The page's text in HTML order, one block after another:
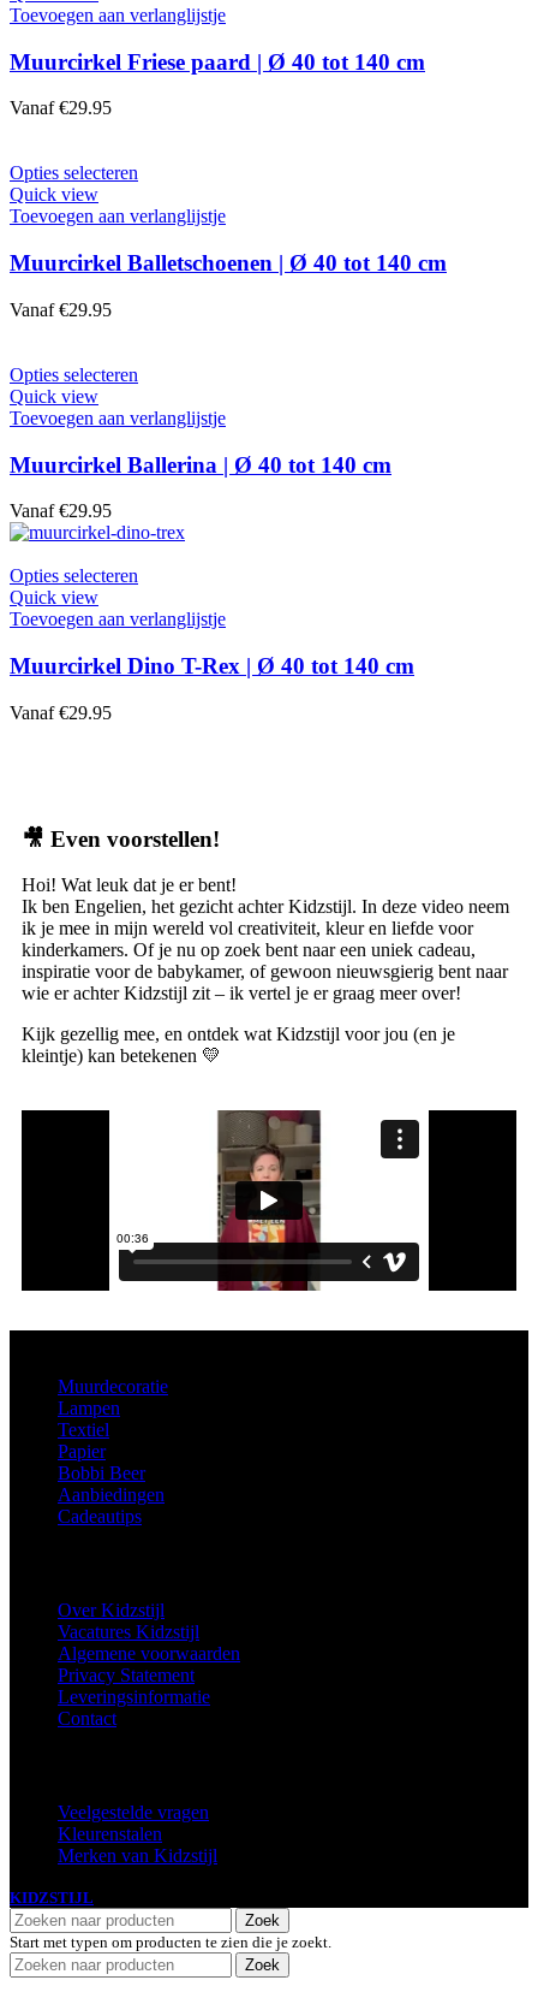
Toevoegen aan verlanglijstje
Muurcirkel Friese paard | Ø 40 tot 140 cm
Vanaf €29.95
Opties selecteren
Quick view
Toevoegen aan verlanglijstje
Muurcirkel Balletschoenen | Ø 40 tot 140 cm
Vanaf €29.95
Opties selecteren
Quick view
Toevoegen aan verlanglijstje
Muurcirkel Ballerina | Ø 40 tot 140 cm
Vanaf €29.95
Opties selecteren
Quick view
Toevoegen aan verlanglijstje
Muurcirkel Dino T-Rex | Ø 40 tot 140 cm
Vanaf €29.95
🎥 Even voorstellen!
Hoi! Wat leuk dat je er bent!
Ik ben Engelien, het gezicht achter Kidzstijl. In deze video neem
ik je mee in mijn wereld vol creativiteit, kleur en liefde voor
kinderkamers. Of je nu op zoek bent naar een uniek cadeau,
inspiratie voor de babykamer, of gewoon nieuwsgierig bent naar
wie er achter Kidzstijl zit – ik vertel je er graag meer over!
Kijk gezellig mee, en ontdek wat Kidzstijl voor jou (en je
kleintje) kan betekenen 💛
Muurdecoratie
Lampen
Textiel
Papier
Bobbi Beer
Aanbiedingen
Cadeautips
Over Kidzstijl
Vacatures Kidzstijl
Algemene voorwaarden
Privacy Statement
Leveringsinformatie
Contact
Veelgestelde vragen
Kleurenstalen
Merken van Kidzstijl
KIDZSTIJL
Zoek
Start met typen om producten te zien die je zoekt.
Zoek